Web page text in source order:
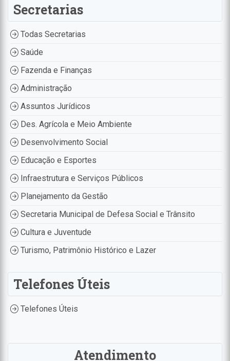
Secretarias
Todas Secretarias
Saúde
Fazenda e Finanças
Administração
Assuntos Jurídicos
Des. Agrícola e Meio Ambiente
Desenvolvimento Social
Educação e Esportes
Infraestrutura e Serviços Públicos
Planejamento da Gestão
Secretaria Municipal de Defesa Social e Trânsito
Cultura e Juventude
Turismo, Patrimônio Histórico e Lazer
Telefones Úteis
Telefones Úteis
Atendimento